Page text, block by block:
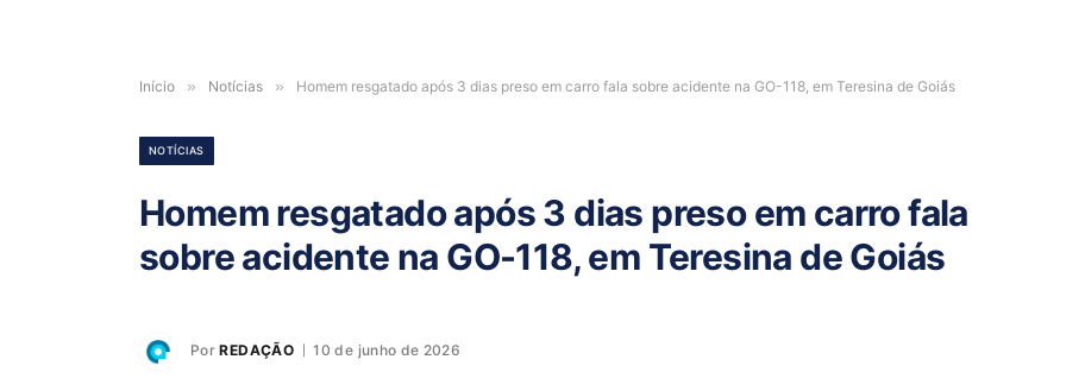
Início » Notícias » Homem resgatado após 3 dias preso em carro fala sobre acidente na GO-118, em Teresina de Goiás
NOTÍCIAS
Homem resgatado após 3 dias preso em carro fala
sobre acidente na GO-118, em Teresina de Goiás
Por REDAÇÃO 10 de junho de 2026